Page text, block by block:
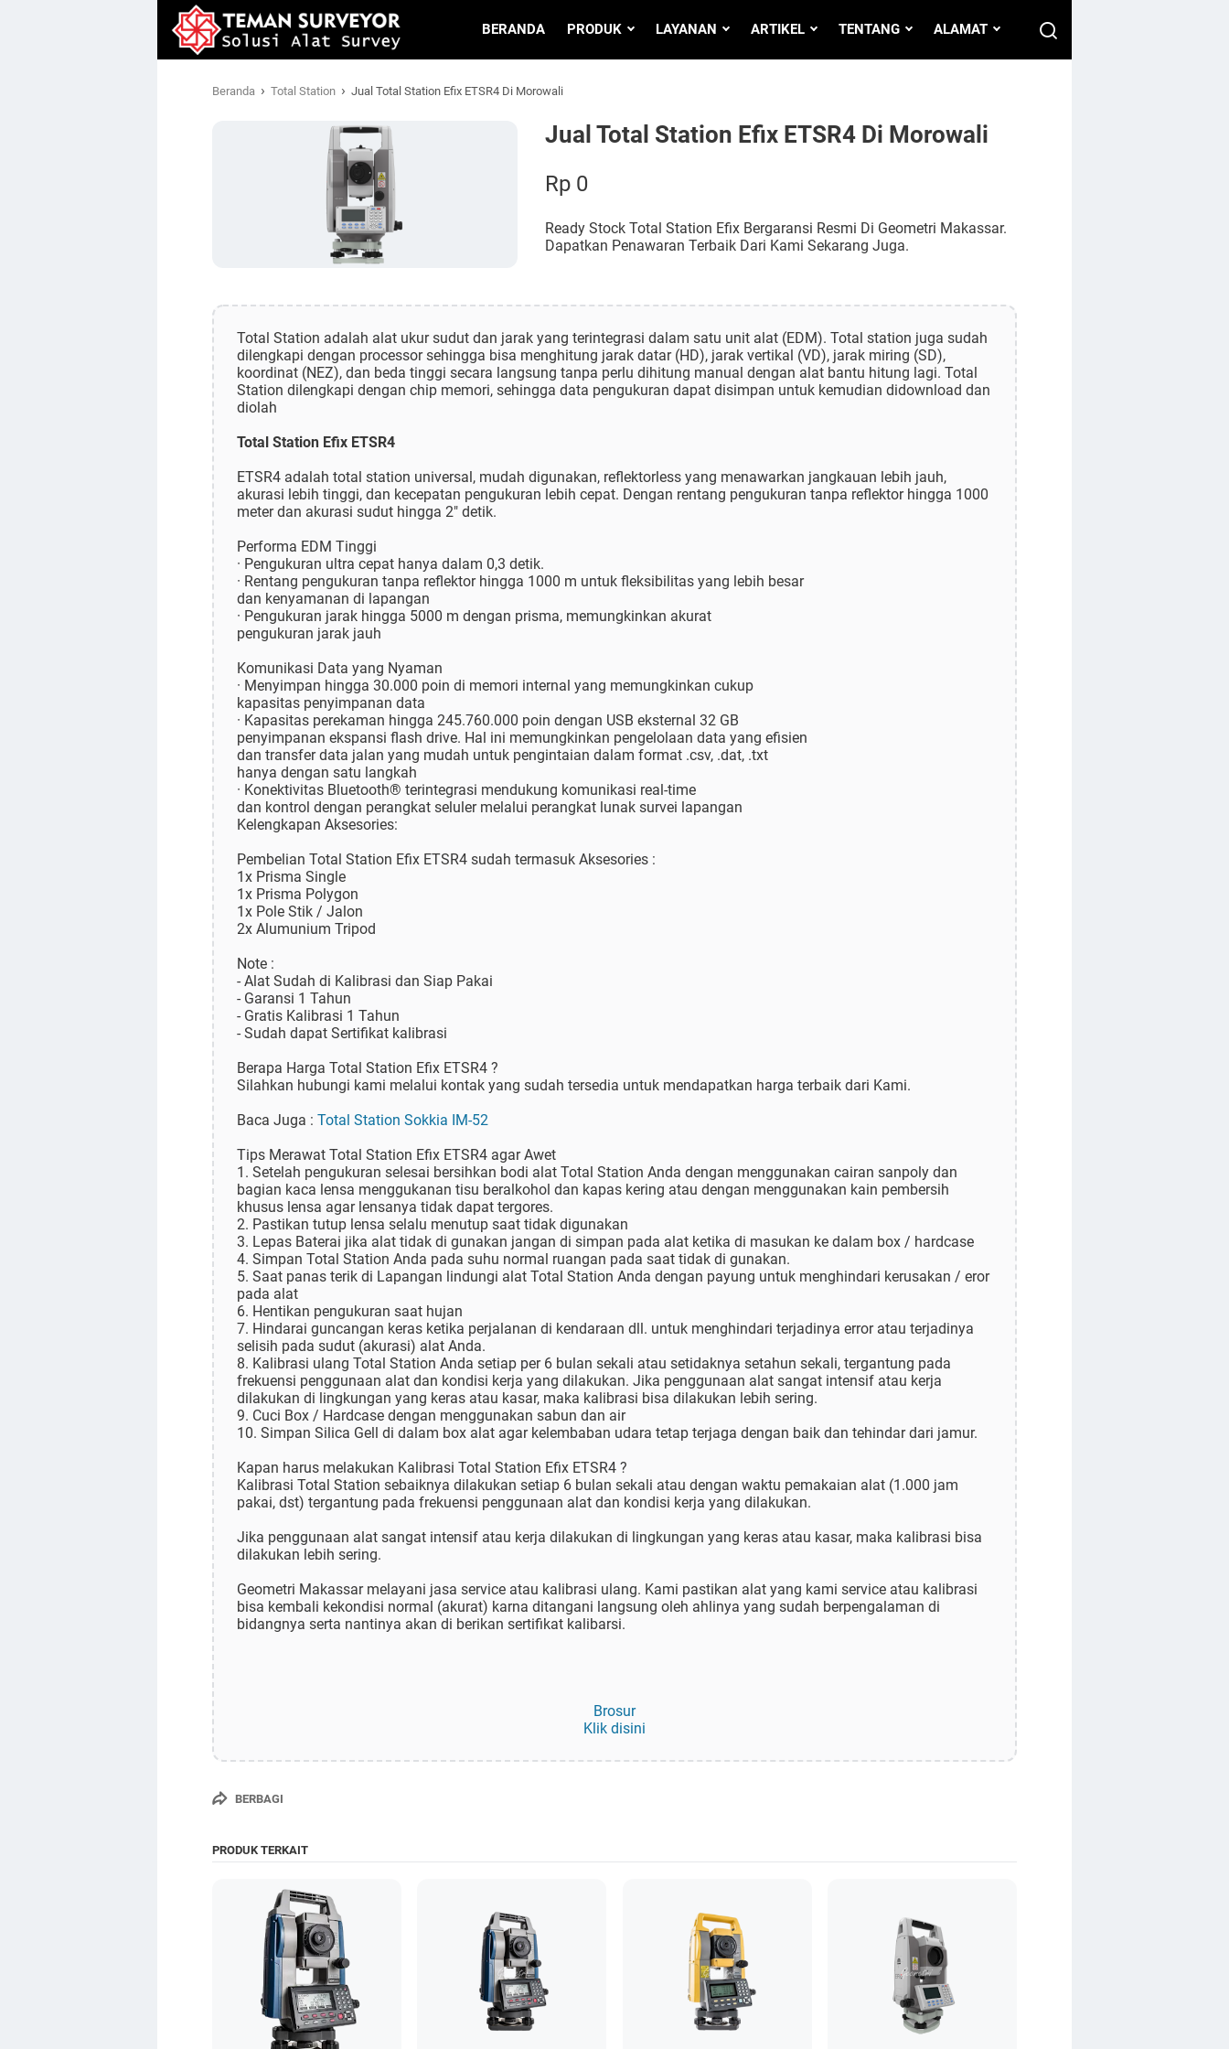
BERANDA PRODUK LAYANAN ARTIKEL TENTANG ALAMAT
Beranda › Total Station › Jual Total Station Efix ETSR4 Di Morowali
Jual Total Station Efix ETSR4 Di Morowali
Rp 0
Ready Stock Total Station Efix Bergaransi Resmi Di Geometri Makassar.
Dapatkan Penawaran Terbaik Dari Kami Sekarang Juga.
Total Station adalah alat ukur sudut dan jarak yang terintegrasi dalam satu unit alat (EDM). Total station juga sudah
dilengkapi dengan processor sehingga bisa menghitung jarak datar (HD), jarak vertikal (VD), jarak miring (SD),
koordinat (NEZ), dan beda tinggi secara langsung tanpa perlu dihitung manual dengan alat bantu hitung lagi. Total
Station dilengkapi dengan chip memori, sehingga data pengukuran dapat disimpan untuk kemudian didownload dan
diolah
Total Station Efix ETSR4
ETSR4 adalah total station universal, mudah digunakan, reflektorless yang menawarkan jangkauan lebih jauh,
akurasi lebih tinggi, dan kecepatan pengukuran lebih cepat. Dengan rentang pengukuran tanpa reflektor hingga 1000
meter dan akurasi sudut hingga 2" detik.
Performa EDM Tinggi
· Pengukuran ultra cepat hanya dalam 0,3 detik.
· Rentang pengukuran tanpa reflektor hingga 1000 m untuk fleksibilitas yang lebih besar
dan kenyamanan di lapangan
· Pengukuran jarak hingga 5000 m dengan prisma, memungkinkan akurat
pengukuran jarak jauh
Komunikasi Data yang Nyaman
· Menyimpan hingga 30.000 poin di memori internal yang memungkinkan cukup
kapasitas penyimpanan data
· Kapasitas perekaman hingga 245.760.000 poin dengan USB eksternal 32 GB
penyimpanan ekspansi flash drive. Hal ini memungkinkan pengelolaan data yang efisien
dan transfer data jalan yang mudah untuk pengintaian dalam format .csv, .dat, .txt
hanya dengan satu langkah
· Konektivitas Bluetooth® terintegrasi mendukung komunikasi real-time
dan kontrol dengan perangkat seluler melalui perangkat lunak survei lapangan
Kelengkapan Aksesories:
Pembelian Total Station Efix ETSR4 sudah termasuk Aksesories :
1x Prisma Single
1x Prisma Polygon
1x Pole Stik / Jalon
2x Alumunium Tripod
Note :
- Alat Sudah di Kalibrasi dan Siap Pakai
- Garansi 1 Tahun
- Gratis Kalibrasi 1 Tahun
- Sudah dapat Sertifikat kalibrasi
Berapa Harga Total Station Efix ETSR4 ?
Silahkan hubungi kami melalui kontak yang sudah tersedia untuk mendapatkan harga terbaik dari Kami.
Baca Juga : Total Station Sokkia IM-52
Tips Merawat Total Station Efix ETSR4 agar Awet
1. Setelah pengukuran selesai bersihkan bodi alat Total Station Anda dengan menggunakan cairan sanpoly dan
bagian kaca lensa menggukanan tisu beralkohol dan kapas kering atau dengan menggunakan kain pembersih
khusus lensa agar lensanya tidak dapat tergores.
2. Pastikan tutup lensa selalu menutup saat tidak digunakan
3. Lepas Baterai jika alat tidak di gunakan jangan di simpan pada alat ketika di masukan ke dalam box / hardcase
4. Simpan Total Station Anda pada suhu normal ruangan pada saat tidak di gunakan.
5. Saat panas terik di Lapangan lindungi alat Total Station Anda dengan payung untuk menghindari kerusakan / eror
pada alat
6. Hentikan pengukuran saat hujan
7. Hindarai guncangan keras ketika perjalanan di kendaraan dll. untuk menghindari terjadinya error atau terjadinya
selisih pada sudut (akurasi) alat Anda.
8. Kalibrasi ulang Total Station Anda setiap per 6 bulan sekali atau setidaknya setahun sekali, tergantung pada
frekuensi penggunaan alat dan kondisi kerja yang dilakukan. Jika penggunaan alat sangat intensif atau kerja
dilakukan di lingkungan yang keras atau kasar, maka kalibrasi bisa dilakukan lebih sering.
9. Cuci Box / Hardcase dengan menggunakan sabun dan air
10. Simpan Silica Gell di dalam box alat agar kelembaban udara tetap terjaga dengan baik dan tehindar dari jamur.
Kapan harus melakukan Kalibrasi Total Station Efix ETSR4 ?
Kalibrasi Total Station sebaiknya dilakukan setiap 6 bulan sekali atau dengan waktu pemakaian alat (1.000 jam
pakai, dst) tergantung pada frekuensi penggunaan alat dan kondisi kerja yang dilakukan.
Jika penggunaan alat sangat intensif atau kerja dilakukan di lingkungan yang keras atau kasar, maka kalibrasi bisa
dilakukan lebih sering.
Geometri Makassar melayani jasa service atau kalibrasi ulang. Kami pastikan alat yang kami service atau kalibrasi
bisa kembali kekondisi normal (akurat) karna ditangani langsung oleh ahlinya yang sudah berpengalaman di
bidangnya serta nantinya akan di berikan sertifikat kalibarsi.
Brosur
Klik disini
BERBAGI
PRODUK TERKAIT